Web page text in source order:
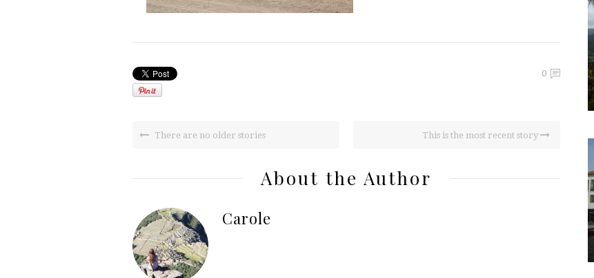
0
There are no older stories This is the most recent story
About the Author
Carole